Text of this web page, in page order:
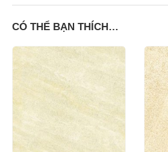
CÓ THỂ BẠN THÍCH…